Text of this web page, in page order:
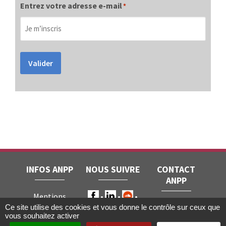
Entrez votre adresse e-mail*
Valider
INFOS ANPP
Mentions
légales RGPD
Contact
NOUS SUIVRE
CONTACT
ANPP
ANPP • 22, rue
Ce site utilise des cookies et vous donne le contrôle sur ceux que
vous souhaitez activer